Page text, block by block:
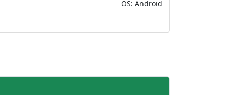
OS: Android